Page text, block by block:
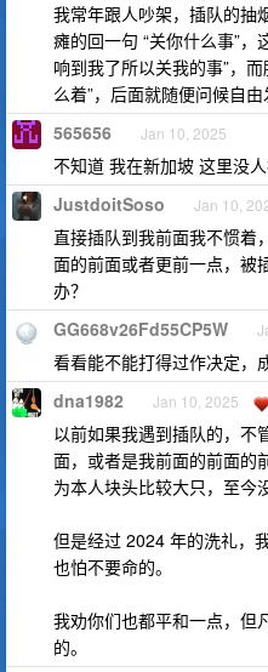
我常年跟人吵架，插队的抽
瘫的回一句 “关你什么事”
响到我了所以关我的事”，
么着”，后面就随便问候自由
565656 Jan 10, 2025
不知道 我在新加坡 这里没
JustdoitSoso Jan 10,
直接插队到我前面我不惯着
面的前面或者更前一点，被
办？
GG668v26Fd55CP5W
看看能不能打得过作决定，
dna1982 Jan 10, 2025
以前如果我遇到插队的，不
面，或者是我前面的前面的
为本人块头比较大只，至今
但是经过 2024 年的洗礼，
也怕不要命的。
我劝你们也都平和一点，但
的。